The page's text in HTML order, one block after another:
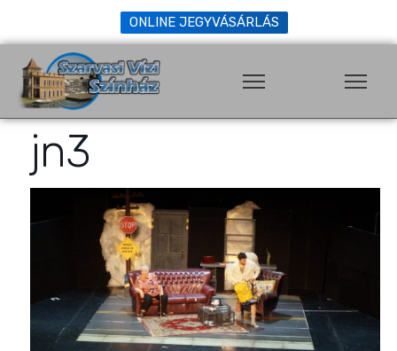
ONLINE JEGYVÁSÁRLÁS
jn3